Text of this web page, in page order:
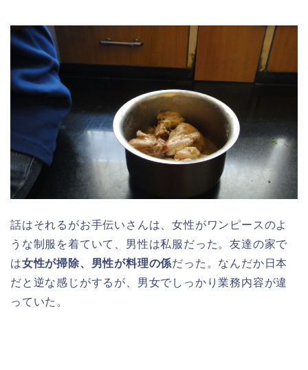
話はそれるがお手伝いさんは、女性がワンピースのよ
うな制服を着ていて、男性は私服だった。友達の家で
は女性が掃除、男性が料理の係だった。なんだか日本
だと逆な感じがするが、男女でしっかり業務内容が違
っていた。